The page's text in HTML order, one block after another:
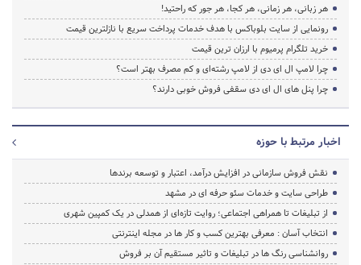
هر زبانی، هر زمانی، هر کجا، هر جور که راحتید!
رونمایی از سایت بلوباکس با هدف خدمات پرداخت سریع با نازلترین قیمت
خرید تلگرام پرمیوم با ارزان ترین قیمت
چرا لامپ ال ای دی از لامپ رشته‌ای و کم مصرف بهتر است؟
چرا پنل های ال ای دی سقفی فروش خوبی دارند؟
اخبار مرتبط با حوزه
نقش فروش سازمانی در افزایش درآمد، اعتبار و توسعه برندها
طراحی سایت و خدمات سئو حرفه ای در مشهد
از تبلیغات تا همراهی اجتماعی؛ روایت تازه‌ای از همدلی در یک کمپین شهری
انتخاب آسان : معرفی بهترین کسب و کار ها در مجله اینترنتی
روانشناسی رنگ ها در تبلیغات و تاثیر مستقیم آن بر فروش